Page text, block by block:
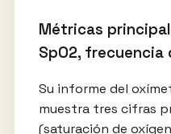
Métricas
SpO2, frecuencia
Su informe del
muestra tres cifras
(saturación de